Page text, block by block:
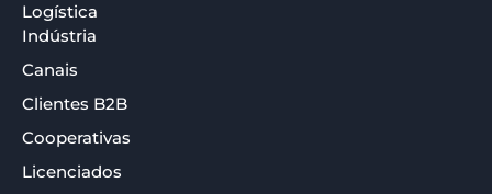
Logística
Indústria
Canais
Clientes B2B
Cooperativas
Licenciados